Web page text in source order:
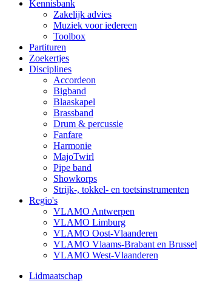
Kennisbank
Zakelijk advies
Muziek voor iedereen
Toolbox
Partituren
Zoekertjes
Disciplines
Accordeon
Bigband
Blaaskapel
Brassband
Drum & percussie
Fanfare
Harmonie
MajoTwirl
Pipe band
Showkorps
Strijk-, tokkel- en toetsinstrumenten
Regio's
VLAMO Antwerpen
VLAMO Limburg
VLAMO Oost-Vlaanderen
VLAMO Vlaams-Brabant en Brussel
VLAMO West-Vlaanderen
Lidmaatschap